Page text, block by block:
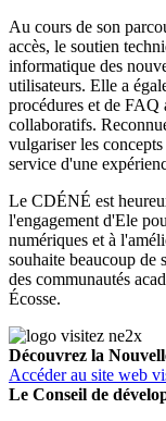
Au cours de son
accès, le soutien
informatique des
utilisateurs. Elle a
procédures et de
collaboratifs.
vulgariser les
service d'une
Le CDÉNÉ est
l'engagement d'Ele
numériques et à
souhaite beaucoup de
des communautés
Écosse.
Découvrez la
Accéder au site web
Le Conseil de